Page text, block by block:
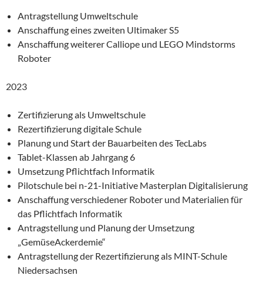
Antragstellung Umweltschule
Anschaffung eines zweiten Ultimaker S5
Anschaffung weiterer Calliope und LEGO Mindstorms
Roboter
2023
Zertifizierung als Umweltschule
Rezertifizierung digitale Schule
Planung und Start der Bauarbeiten des TecLabs
Tablet-Klassen ab Jahrgang 6
Umsetzung Pflichtfach Informatik
Pilotschule bei n-21-Initiative Masterplan Digitalisierung
Anschaffung verschiedener Roboter und Materialien für
das Pflichtfach Informatik
Antragstellung und Planung der Umsetzung
„GemüseAckerdemie“
Antragstellung der Rezertifizierung als MINT-Schule
Niedersachsen